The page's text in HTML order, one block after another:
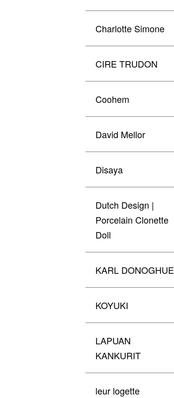
Charlotte Simone
CIRE TRUDON
Coohem
David Mellor
Disaya
Dutch Design |
Porcelain Clonette
Doll
KARL DONOGHUE
KOYUKI
LAPUAN
KANKURIT
leur logette